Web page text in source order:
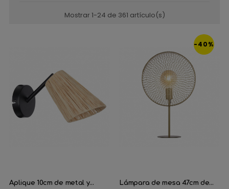
Mostrar 1-24 de 361 artículo(s)
Aplique 10cm de metal y...
-40%
Lámpara de mesa 47cm de...